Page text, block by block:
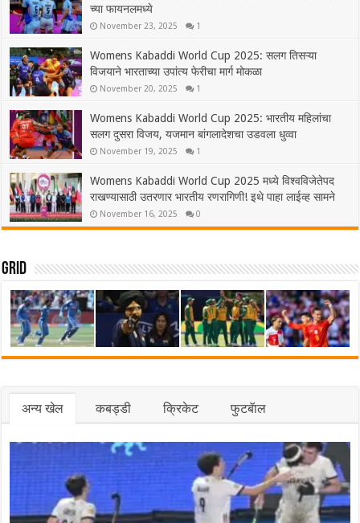
च्या फायनलमध्ये
November 23, 2025 1
Womens Kabaddi World Cup 2025: सलग तिसऱ्या
विजयाने भारताच्या उपांत्य फेरीचा मार्ग मोकळा
November 20, 2025 1
Womens Kabaddi World Cup 2025: भारतीय महिलांचा
सलग दुसरा विजय, यजमान बांगलादेशचा उडवला धुव्वा
November 19, 2025 1
Womens Kabaddi World Cup 2025 मध्ये विश्वविजेतेपद
राखण्यासाठी उतरणार भारतीय रणरागिणी! इथे पाहा लाईव्ह सामने
November 16, 2025 0
Grid
अन्य खेल कबड्डी क्रिकेट फुटबॅाल